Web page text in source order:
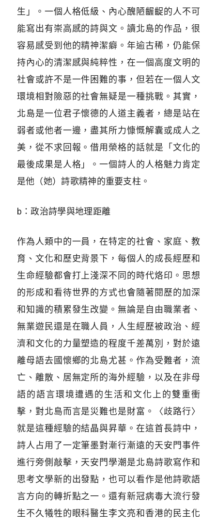
生」。一個人格低級、內心醜陋齷齪的人不可
能寫出有崇高感的詩與文。讀北島的作品，很
容易感受到他的精神潔癖。年逾古稀，仍能保
持內心的清潔感與純粹性，在一個高度文明的
社會或許不是一件困難的事，但若在一個人文
環境相對險惡的社會無疑是一種挑戰。 其實，
北島是一位君子懷德的人道主義者，總是站在
弱者或他者一邊，盡其所力慷慨解囊或成人之
美，從不求回報。借用榮格的話就是「文化的
最後成果是人格」。一個詩人的人格魅力肯定
是他（她）詩歌精神的重要支柱。
b：政治詩學與地理距離
作為人類中的一員，在特定的社會、家庭、教
育、文化和歷史背景下，每個人的成長經歷和
生命經驗都會打上淺深不同的時代烙印。思想
的形成和看待世界的方式也會隨著閱歷的加深
和知識的積累發生改變。無論是自由職業者、
無業遊民還是在職人員，人生經歷被政治、經
濟和文化的力量塑造的程度千差萬別，對於遠
離母語去國懷鄉的北島尤甚。作為受難者，流
亡、離散、居無定所的海外經驗，以及在非母
語的語言環境遭遇的生活和文化上的雙重衝
擊，對北島而言是災難也是財富。〈歧路行〉
就是這種經驗的結晶與昇華。在這首長詩中，
詩人占用了一定筆墨對漸行漸遠的天安門事件
進行旁側敲擊，天安門學潮是北島詩歌寫作和
思考文學新的出發點，也可以看作是他詩歌語
言方向的轉折點之一。還有新冠病毒大流行發
生不久犧牲的眼科醫生李文亮和香港的民主化